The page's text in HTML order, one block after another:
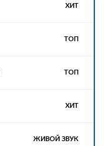
ХИТ
ТОП
ТОП
ХИТ
ЖИВОЙ ЗВУК